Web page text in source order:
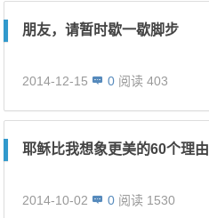
朋友，请暂时歇一歇脚步
2014-12-15 0 阅读 403
耶稣比我想象更美的60个理由
2014-10-02 0 阅读 1530